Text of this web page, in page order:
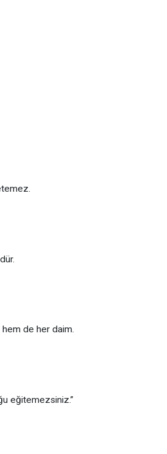
hem de her daim.
eğitemezsiniz.”